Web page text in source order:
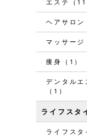
エステ（11
ヘアサロン
マッサージ
痩身（1）
デンタルエ
（1）
ライフスタ
ライフスタ